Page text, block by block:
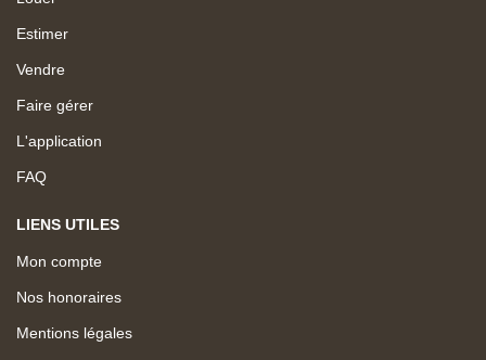
Estimer
Vendre
Faire gérer
L'application
FAQ
LIENS UTILES
Mon compte
Nos honoraires
Mentions légales